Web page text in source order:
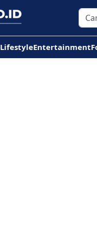
LifestyleEntertainment